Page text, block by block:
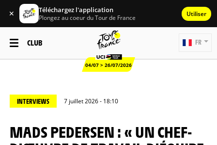
✕ Téléchargez l'application
Plongez au coeur du Tour de France Utiliser
CLUB
04/07 > 26/07/2026
FR
INTERVIEWS 7 juillet 2026 - 18:10
MADS PEDERSEN : « UN CHEF-